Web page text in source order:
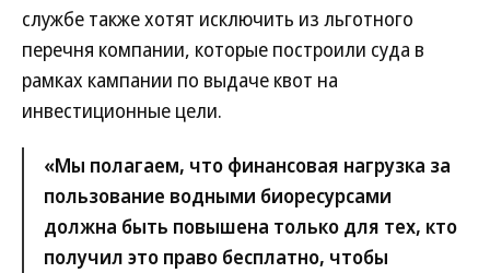
службе также хотят исключить из льготного
перечня компании, которые построили суда в
рамках кампании по выдаче квот на
инвестиционные цели.
«Мы полагаем, что финансовая нагрузка за
пользование водными биоресурсами
должна быть повышена только для тех, кто
получил это право бесплатно, чтобы